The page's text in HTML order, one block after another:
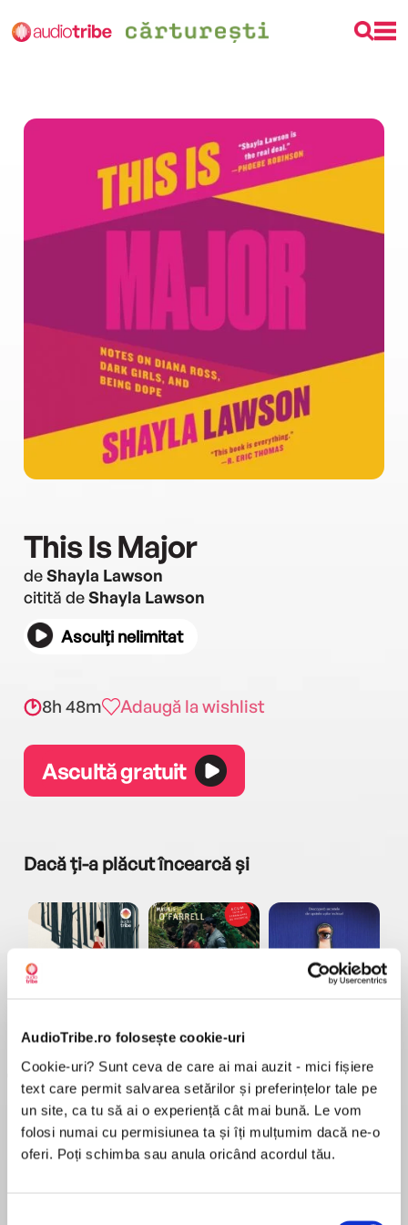
AudioTribe.ro folosește cookie-uri
Cookie-uri? Sunt ceva de care ai mai auzit - mici fișiere
text care permit salvarea setărilor și preferințelor tale pe
un site, ca tu să ai o experiență cât mai bună. Le vom
folosi numai cu permisiunea ta și îți mulțumim dacă ne-o
oferi. Poți schimba sau anula oricând acordul tău.
This Is Major
deShayla Lawson
citită deShayla Lawson
Asculți nelimitat
8h 48m Adaugă la wishlist
Ascultă gratuit
Dacă ți-a plăcut încearcă și
Haruki Murakami Maggie O'Farrell